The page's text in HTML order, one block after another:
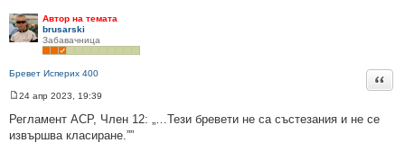
Автор на темата
brusarski
Забавачница
Бревет Исперих 400
е
н
24 апр 2023, 19:39
Регламент АСР, Член 12: „…Тези бревети не са състезания и не се
извършва класиране.””